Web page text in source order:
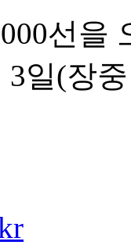
선을
3일(장